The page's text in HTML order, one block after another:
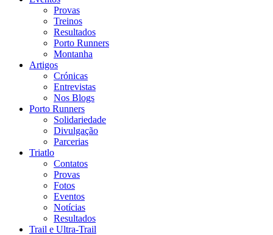
Provas
Treinos
Resultados
Porto Runners
Montanha
Artigos
Crónicas
Entrevistas
Nos Blogs
Porto Runners
Solidariedade
Divulgação
Parcerias
Triatlo
Contatos
Provas
Fotos
Eventos
Notícias
Resultados
Trail e Ultra-Trail